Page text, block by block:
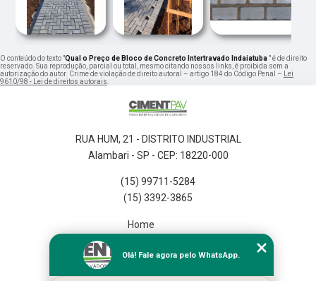
O conteúdo do texto "Qual o Preço de Bloco de Concreto Intertravado Indaiatuba " é de direito
reservado. Sua reprodução, parcial ou total, mesmo citando nossos links, é proibida sem a
autorização do autor. Crime de violação de direito autoral – artigo 184 do Código Penal –
Lei
9610/98 - Lei de direitos autorais
RUA HUM, 21 - DISTRITO INDUSTRIAL
Alambari - SP - CEP: 18220-000
(15) 99711-5284
(15) 3392-3865
Home
Missão
Olá! Fale agora pelo WhatsApp.